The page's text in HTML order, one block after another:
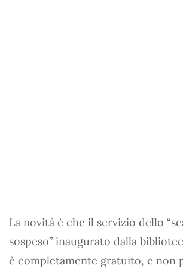
La novità è che il servizio dello
sospeso” inaugurato dalla
è completamente gratuito, e non